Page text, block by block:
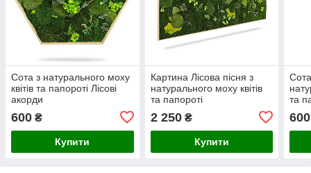
Сота з натурального моху
квітів та папороті Лісові
акорди
600 ₴
Купити
Картина Лісова пісня з
натурального моху квітів
та папороті
2 250₴
Купити
та
600